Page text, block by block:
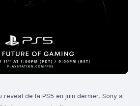
reveal de la PS5 en juin dernier, Sony a